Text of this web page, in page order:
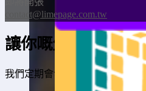
contact@limepage.com.tw
讓你嘅生意更成功
我們定期會發佈有用的技巧和指